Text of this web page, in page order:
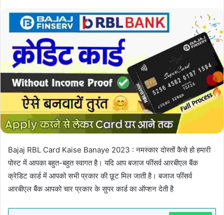
Bajaj RBL Card Kaise Banaye 2023 : नमस्कार दोस्तों कैसे हो हमारी
पोस्ट में आपका बहुत-बहुत स्वागत है। यदि आप बजाज फींसर्व आरबीएल बैंक
क्रेडिट कार्ड में आपको सभी प्रकार की छूट मिल जाती है। बजाज फींसर्व
आरबीएल बैंक आपको चार प्रकार के सुपर कार्ड का ऑप्शन देती है